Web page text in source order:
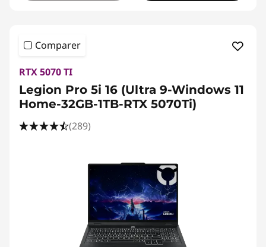
Comparer
RTX 5070 TI
Legion Pro 5i 16 (Ultra 9-Windows 11
Home-32GB-1TB-RTX 5070Ti)
(289)